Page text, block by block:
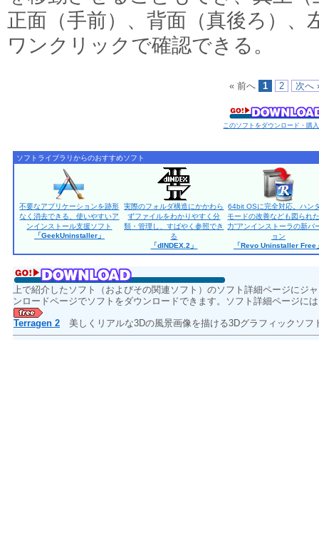
正面（手前）、背面（真後ろ）、
ワンクリックで確認できる。
« 前へ 1 2 次へ
このソフトをダウンロード・購
ソフトライブラリからのおすすめソフト
不要なアプリケーションを跡形
なく消去できる、使いやすいア
ンインストール支援ソフト
「GeekUninstaller」
実際のフォルダ構造にかかわら
ずファイルをわかりやすく分
類・管理し、すばやく参照でき
る
「dINDEX.2」
64bit OSに完全対応。ハン
モードの改善なども図られ
力”アンインストーラの新バ
ョン
「Revo Uninstaller Free
上で紹介したソフト（およびその関連ソフト）のソフト詳細ページにジ
ンロードページでソフトをダウンロードできます。ソフト詳細ページに
Terragen 2 美しくリアルな3Dの風景画像を描ける3Dグラフィックソ